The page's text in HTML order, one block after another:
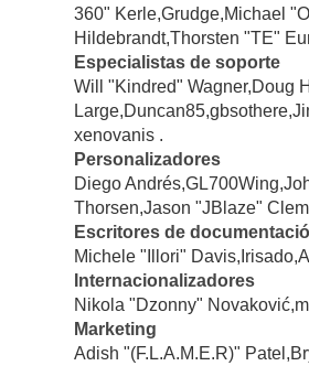
360" Kerle,Grudge,Michael
Hildebrandt,Thorsten "TE"
Especialistas de soporte
Will "Kindred" Wagner,Doug
xenovanis .
Personalizadores
Diego
Thorsen,Jason "JBlaze"
Escritores de
Michele "Illori"
Internacionalizadores
Nikola "Dzonny"
Marketing
Adish "(F.L.A.M.E.R)"